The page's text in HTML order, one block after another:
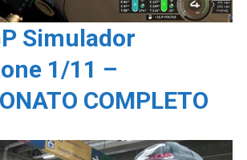
Simulador
1/11 –
COMPLETO